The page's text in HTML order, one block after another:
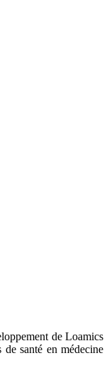
de Loamics
santé en médecine